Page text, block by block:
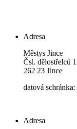
Adresa
Městys Jince
Čsl. dělostřelců
262 23 Jince
datová
Adresa